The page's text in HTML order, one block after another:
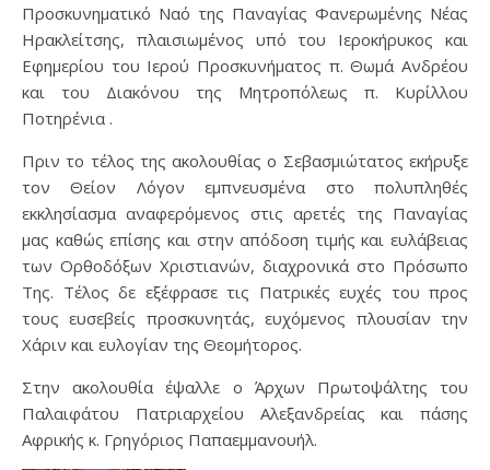
Προσκυνηματικό Ναό της Παναγίας Φανερωμένης Νέας
Ηρακλείτσης, πλαισιωμένος υπό του Ιεροκήρυκος και
Εφημερίου του Ιερού Προσκυνήματος π. Θωμά Ανδρέου
και του Διακόνου της Μητροπόλεως π. Κυρίλλου
Ποτηρένια .
Πριν το τέλος της ακολουθίας ο Σεβασμιώτατος εκήρυξε
τον Θείον Λόγον εμπνευσμένα στο πολυπληθές
εκκλησίασμα αναφερόμενος στις αρετές της Παναγίας
μας καθώς επίσης και στην απόδοση τιμής και ευλάβειας
των Ορθοδόξων Χριστιανών, διαχρονικά στο Πρόσωπο
Της. Τέλος δε εξέφρασε τις Πατρικές ευχές του προς
τους ευσεβείς προσκυνητάς, ευχόμενος πλουσίαν την
Χάριν και ευλογίαν της Θεομήτορος.
Στην ακολουθία έψαλλε ο Άρχων Πρωτοψάλτης του
Παλαιφάτου Πατριαρχείου Αλεξανδρείας και πάσης
Αφρικής κ. Γρηγόριος Παπαεμμανουήλ.